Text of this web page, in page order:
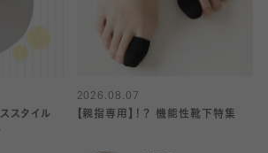
スタイル
2026.08.07
【親指専用】！？ 機能性靴下特集